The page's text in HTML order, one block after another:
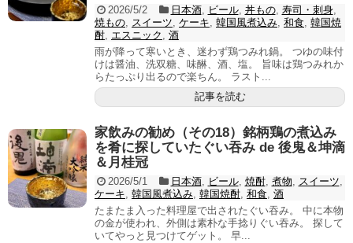
2026/5/2 日本酒, ビール, 丼もの, 寿司・刺身,
焼もの, スイーツ, ケーキ, 韓国風煮込み, 和食, 韓国焼
酎, エスニック , 酒
雨が降って寒いとき、迷わず鶏つみれ鍋。 つゆの味付
けは醤油、洗双糖、味醂、酒、塩。 旨味は鶏つみれか
らたっぷり出るので楽ちん。 ラスト...
記事を読む
家飲みの勧め（その18）銘柄鶏の煮込み
を肴に探していたぐい吞み de 後鬼＆坤滴
＆月桂冠
2026/5/1 日本酒, ビール, 焼酎, 煮物, スイーツ,
ケーキ, 韓国風煮込み, 韓国焼酎, 和食, 酒
たまたま入った料理屋で出されたぐい吞み。 中に本物
の金が使われ、外側は素朴な手捻りぐい吞み。 探して
いてやっと見つけてゲット。 早...